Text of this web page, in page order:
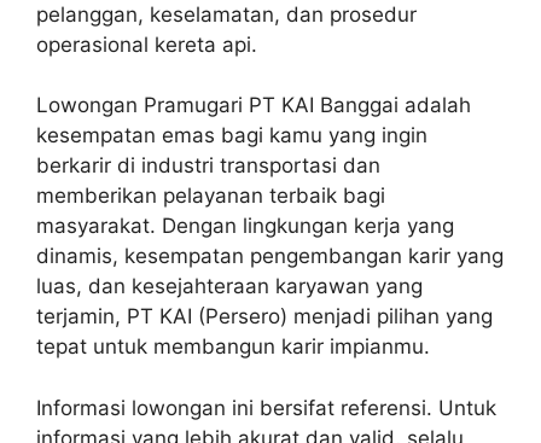
pelanggan, keselamatan, dan prosedur
operasional kereta api.
Lowongan Pramugari PT KAI Banggai adalah
kesempatan emas bagi kamu yang ingin
berkarir di industri transportasi dan
memberikan pelayanan terbaik bagi
masyarakat. Dengan lingkungan kerja yang
dinamis, kesempatan pengembangan karir yang
luas, dan kesejahteraan karyawan yang
terjamin, PT KAI (Persero) menjadi pilihan yang
tepat untuk membangun karir impianmu.
Informasi lowongan ini bersifat referensi. Untuk
informasi yang lebih akurat dan valid, selalu